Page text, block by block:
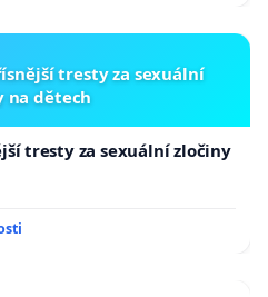
tresty za sexuální
na dětech
tresty za sexuální zločiny